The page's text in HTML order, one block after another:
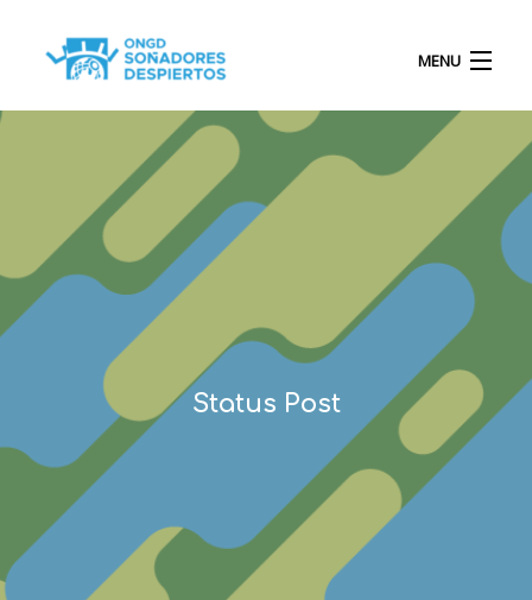
MENU
QUIÉNES SOMOS
PROYECTOS
Status Post